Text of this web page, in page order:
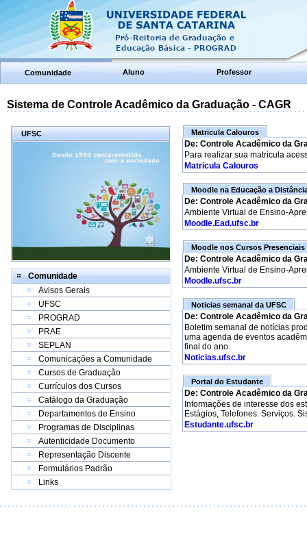
Comunidade Aluno Professor
Sistema de Controle Acadêmico da Graduação - CAGR
UFSC
Comunidade
Avisos Gerais
UFSC
PROGRAD
PRAE
SEPLAN
Comunicações a Comunidade
Cursos de Graduação
Currículos dos Cursos
Catálogo da Graduação
Departamentos de Ensino
Programas de Disciplinas
Autenticidade Documento
Representação Discente
Formulários Padrão
Links
Matricula Calouros
De: Controle Acadêmico da
Para realizar sua matricula
Matricula Calouros
Moodle na Educação a
De: Controle Acadêmico da
Ambiente Virtual de Ensino-
Moodle.Ead.ufsc.br
Moodle nos Cursos Presenciais
De: Controle Acadêmico da
Ambiente Virtual de Ensino-
Moodle.ufsc.br
Noticias semanal da UFSC
De: Controle Acadêmico da
Boletim semanal de notícias
uma agenda de eventos
final do ano.
Noticias.ufsc.br
Portal do Estudante
De: Controle Acadêmico da
Informações de interesse dos
Estágios, Telefones. Serviços.
Estudante.ufsc.br